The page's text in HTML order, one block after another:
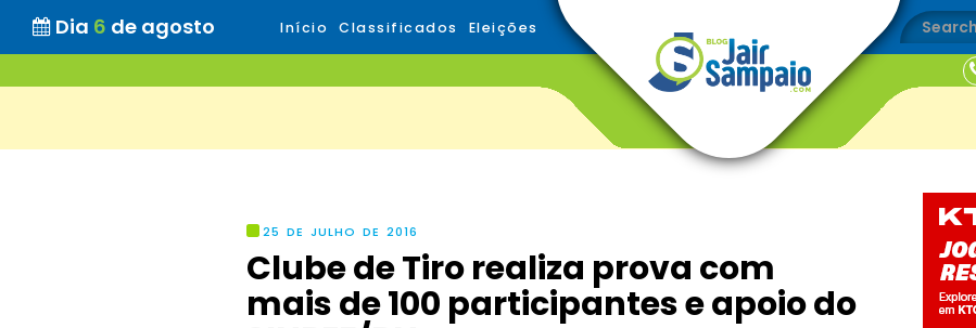
Dia 6 de agosto Início Classificados Eleições
25 DE JULHO DE 2016
Clube de Tiro realiza prova com
mais de 100 participantes e apoio do